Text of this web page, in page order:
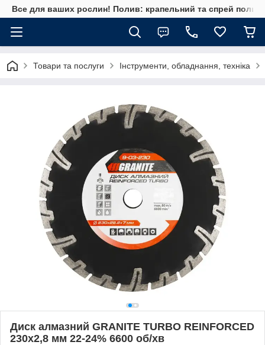
Все для ваших рослин! Полив: крапельний та спрей полив,
Товари та послуги Інструменти, обладнання, техніка
Диск алмазний GRANITE TURBO REINFORCED
230х2,8 мм 22-24% 6600 об/хв